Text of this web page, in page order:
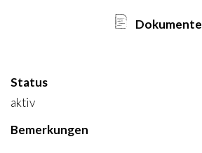
Dokumente
Status
aktiv
Bemerkungen